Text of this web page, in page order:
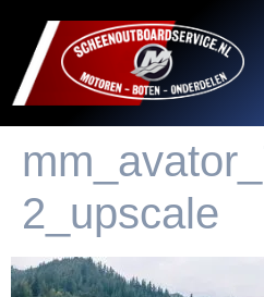
2_upscale